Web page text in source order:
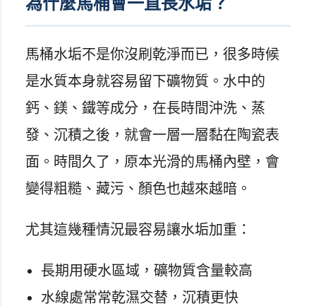
馬桶水垢不是你沒刷乾淨而已，很多時候
是水質本身就容易留下礦物質。水中的
鈣、鎂、鐵等成分，在長時間沖洗、蒸
發、沉積之後，就會一層一層黏在陶瓷表
面。時間久了，原本光滑的馬桶內壁，會
變得粗糙、藏污、顏色也越來越暗。
尤其這幾種情況最容易讓水垢加重：
長期用硬水區域，礦物質含量較高
水線處常常乾濕交替，沉積更快